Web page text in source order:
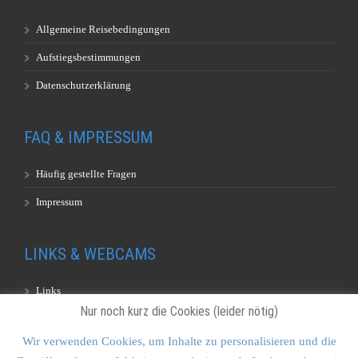
Allgemeine Reisebedingungen
Aufstiegsbestimmungen
Datenschutzerklärung
FAQ & IMPRESSUM
Häufig gestellte Fragen
Impressum
LINKS & WEBCAMS
Links
Nur noch kurz die Cookies (leider nötig)
Wir verwenden Cookies, um Inhalte zu personalisieren und die